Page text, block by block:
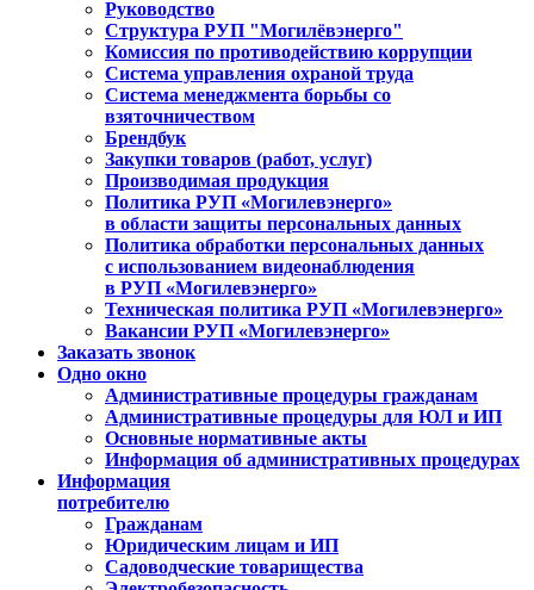
Руководство
Структура РУП "Могилёвэнерго"
Комиссия по противодействию коррупции
Система управления охраной труда
Система менеджмента борьбы со
взяточничеством
Брендбук
Закупки товаров (работ, услуг)
Производимая продукция
Политика РУП «Могилевэнерго»
в области защиты персональных данных
Политика обработки персональных данных
с использованием видеонаблюдения
в РУП «Могилевэнерго»
Техническая политика РУП «Могилевэнерго»
Вакансии РУП «Могилевэнерго»
Заказать звонок
Одно окно
Административные процедуры гражданам
Административные процедуры для ЮЛ и ИП
Основные нормативные акты
Информация об административных процедурах
Информация
потребителю
Гражданам
Юридическим лицам и ИП
Садоводческие товарищества